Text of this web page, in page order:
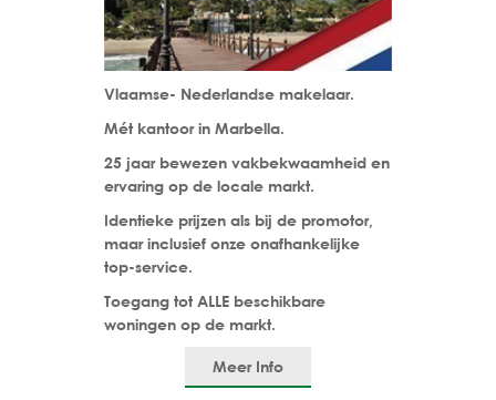
Vlaamse- Nederlandse makelaar.
Mét kantoor in Marbella.
25 jaar bewezen vakbekwaamheid en
ervaring op de locale markt.
Identieke prijzen als bij de promotor,
maar inclusief onze onafhankelijke
top-service.
Toegang tot ALLE beschikbare
woningen op de markt.
Meer Info